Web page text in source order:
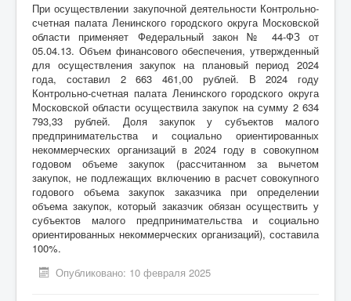
При осуществлении закупочной деятельности Контрольно-
счетная палата Ленинского городского округа Московской
области применяет Федеральный закон № 44-ФЗ от
05.04.13. Объем финансового обеспечения, утвержденный
для осуществления закупок на плановый период 2024
года, составил 2 663 461,00 рублей. В 2024 году
Контрольно-счетная палата Ленинского городского округа
Московской области осуществила закупок на сумму 2 634
793,33 рублей. Доля закупок у субъектов малого
предпринимательства и социально ориентированных
некоммерческих организаций в 2024 году в совокупном
годовом объеме закупок (рассчитанном за вычетом
закупок, не подлежащих включению в расчет совокупного
годового объема закупок заказчика при определении
объема закупок, который заказчик обязан осуществить у
субъектов малого предпринимательства и социально
ориентированных некоммерческих организаций), составила
100%.
Опубликовано: 10 февраля 2025